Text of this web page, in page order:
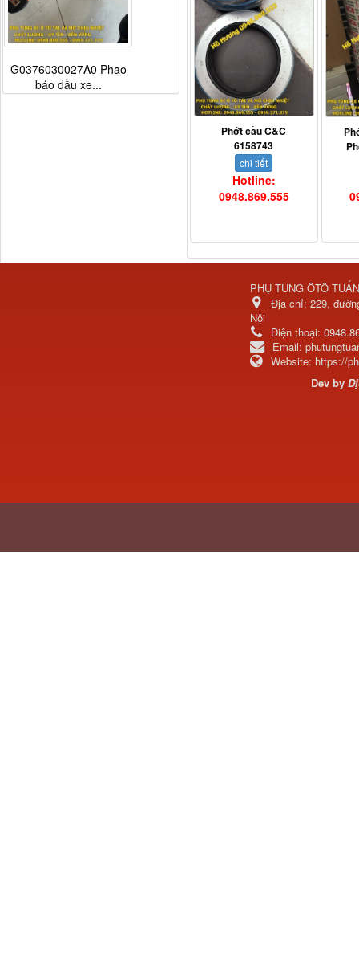
Phớt cầu C&C
6158743
chi tiết
Hotline:
0948.869.555
G0376030027A0 Phao
báo dầu xe...
PHỤ TÙNG ÔTÔ
Địa chỉ: 229,
Nội
Điện thoại:
Email:
Website: https://
Dev by